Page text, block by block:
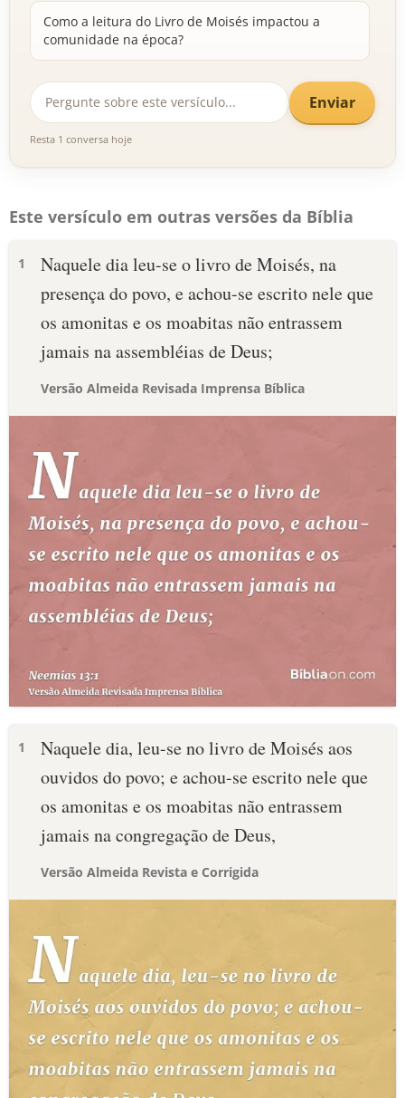
Como a leitura do Livro de Moisés impactou a
comunidade na época?
Enviar
Resta 1 conversa hoje
Este versículo em outras versões da Bíblia
1
Naquele dia leu-se o livro de Moisés, na
presença do povo, e achou-se escrito nele que
os amonitas e os moabitas não entrassem
jamais na assembléias de Deus;
Versão Almeida Revisada Imprensa Bíblica
1
Naquele dia, leu-se no livro de Moisés aos
ouvidos do povo; e achou-se escrito nele que
os amonitas e os moabitas não entrassem
jamais na congregação de Deus,
Versão Almeida Revista e Corrigida